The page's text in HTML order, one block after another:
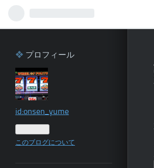
プロフィール
id:onsen_yume
このブログについて